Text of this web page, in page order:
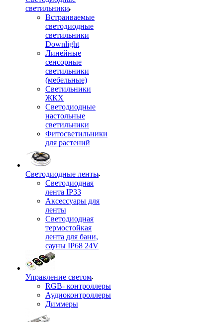
светильники
Встраиваемые
светодиодные
светильники
Downlight
Линейные
сенсорные
светильники
(мебельные)
Светильники
ЖКХ
Светодиодные
настольные
светильники
Фитосветильники
для растений
Светодиодные ленты
Светодиодная
лента IP33
Аксессуары для
ленты
Светодиодная
термостойкая
лента для бани,
сауны IP68 24V
Управление светом
RGB- контроллеры
Аудиоконтроллеры
Диммеры